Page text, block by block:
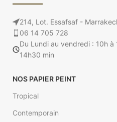
calculer le prix de votre papier
peint intissé. (Ex : 4.5 m sur 2.85).
214, Lot. Essafsaf -
06 14 705 728
Du Lundi au vendredi : 10h à
14h30 min
NOS PAPIER PEINT
Tropical
Contemporain